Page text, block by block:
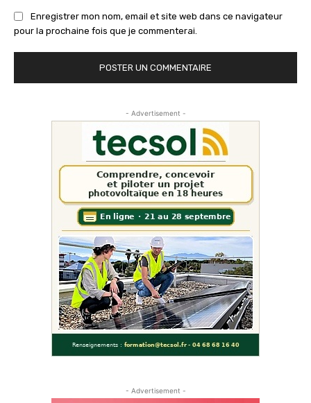
Enregistrer mon nom, email et site web dans ce navigateur
pour la prochaine fois que je commenterai.
- Advertisement -
- Advertisement -